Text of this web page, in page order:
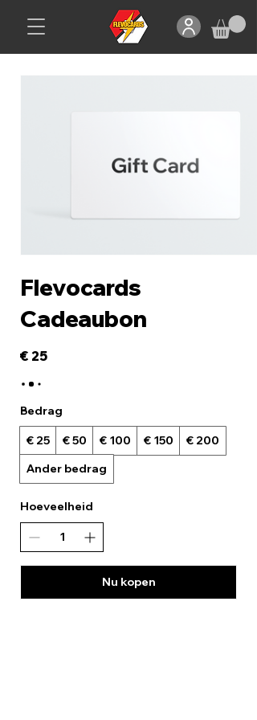
Flevocards
Cadeaubon
€ 25
Bedrag
€ 25 € 50 € 100 € 150
€ 200
Ander bedrag
Hoeveelheid
Nu kopen